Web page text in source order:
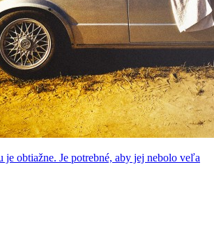
obtiažne. Je potrebné, aby jej nebolo veľa